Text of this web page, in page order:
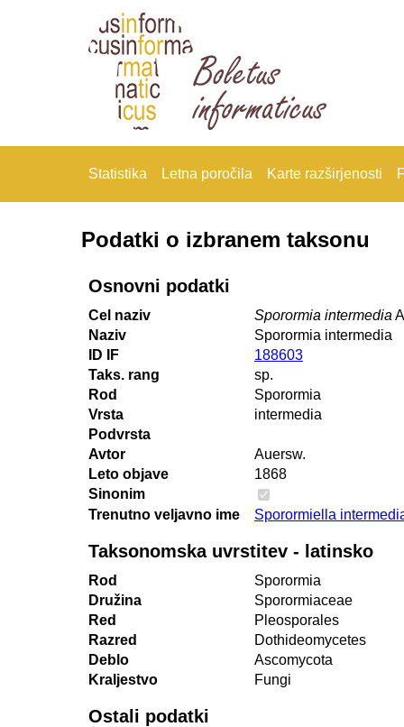
Statistika Letna poročila Karte razširjenosti
Podatki o izbranem taksonu
Osnovni podatki
Cel naziv Sporormia intermedia
Naziv
Sporormia intermedia
ID IF
188603
Taks. rang
sp.
Rod
Sporormia
Vrsta
intermedia
Podvrsta
Avtor
Auersw.
Leto objave
1868
Sinonim
Trenutno veljavno ime
Sporormiella
Taksonomska uvrstitev - latinsko
Rod
Sporormia
Družina
Sporormiaceae
Red
Pleosporales
Razred
Dothideomycetes
Deblo
Ascomycota
Kraljestvo
Fungi
Ostali podatki